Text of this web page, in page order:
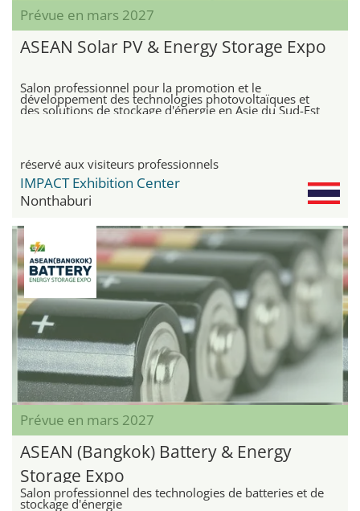
Prévue en mars 2027
ASEAN Solar PV & Energy Storage Expo
Salon professionnel pour la promotion et le
développement des technologies photovoltaïques et
des solutions de stockage d'énergie en Asie du Sud-Est
réservé aux visiteurs professionnels
IMPACT Exhibition Center
Nonthaburi
Prévue en mars 2027
ASEAN (Bangkok) Battery & Energy
Storage Expo
Salon professionnel des technologies de batteries et de
stockage d'énergie